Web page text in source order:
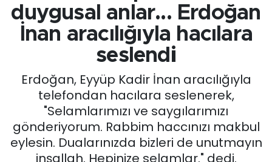
duygusal anlar... Erdoğan
İnan aracılığıyla hacılara
seslendi
Erdoğan, Eyyüp Kadir İnan aracılığıyla
telefondan hacılara seslenerek,
"Selamlarımızı ve saygılarımızı
gönderiyorum. Rabbim haccınızı makbul
eylesin. Dualarınızda bizleri de unutmayın
inşallah. Hepinize selamlar." dedi.
EGE
EĞİTİM
English News
GÜNCEL
Süper Lig Puan Durumu ve Fikstür
Tüm Manşetler
Haber Arşivi